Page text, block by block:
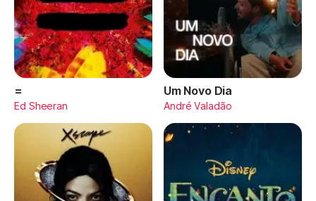
=
Ed Sheeran
Um Novo Dia
André Valadão